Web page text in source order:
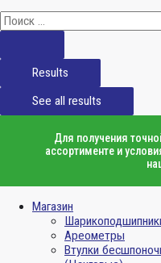
Results
See all results
Для получения
ассортименте и
Магазин
Ареометры
Втулки